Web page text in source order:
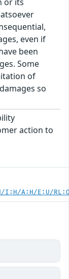
even if
been
Some
of
so
action to
I:H/A:H/E:U/